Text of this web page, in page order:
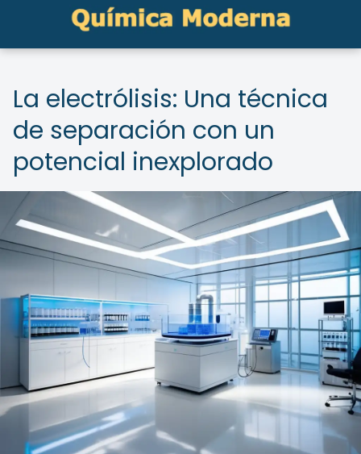
La electrólisis: Una técnica
de separación con un
potencial inexplorado